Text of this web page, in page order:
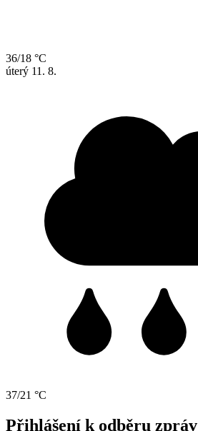
36/18 °C
úterý 11. 8.
37/21 °C
Přihlášení k odběru zpráv